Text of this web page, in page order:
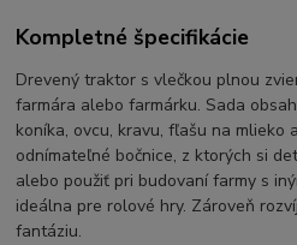
Kompletné špecifikácie
Drevený traktor s vlečkou plnou
farmára alebo farmárku. Sada
koníka, ovcu, kravu, fľašu na mlieko
odnímateľné bočnice, z ktorých si
alebo použiť pri budovaní farmy s
ideálna pre rolové hry. Zároveň
fantáziu.